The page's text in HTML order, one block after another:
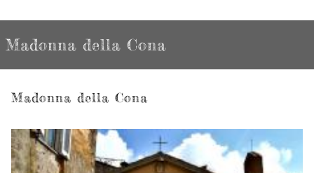
Madonna della Cona
Madonna della Cona